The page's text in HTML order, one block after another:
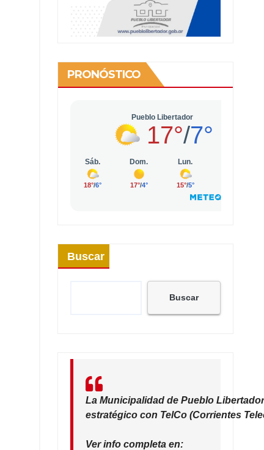
PRONÓSTICO
Buscar
Buscar
La Municipalidad de Pueblo
estratégico con TelCo (Corrientes
Ver info completa en: